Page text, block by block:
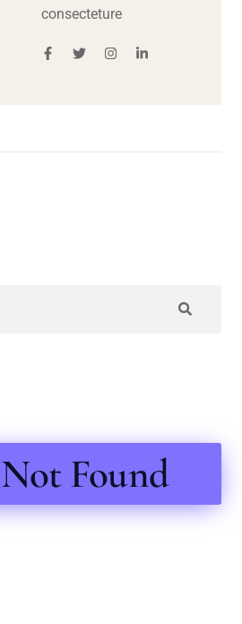
consecteture
Found